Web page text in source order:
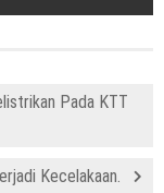
Pada KTT
Kecelakaan.